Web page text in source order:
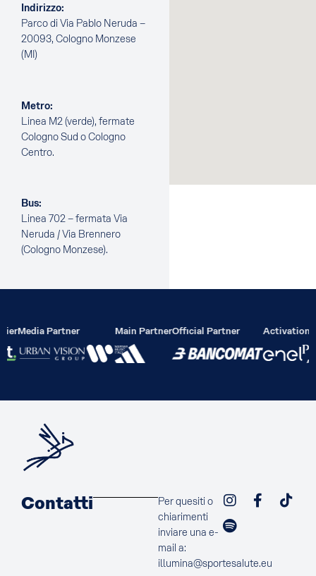
Indirizzo:
Parco di Via Pablo Neruda –
20093, Cologno Monzese
(MI)
Metro:
Linea M2 (verde), fermate
Cologno Sud o Cologno
Centro.
Bus:
Linea 702 – fermata Via
Neruda / Via Brennero
(Cologno Monzese).
Media Partner Main PartnerOfficial Partner Activation
Contatti
Per quesiti o
chiarimenti
inviare una e-
mail a:
illumina@sportesalute.eu